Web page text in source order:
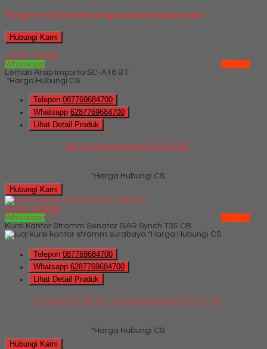
Mungkin Anda tertarik dengan produk terbaru kami
Hubungi Kami
QUICK ORDER
Whatsapp
via SMS
Lemari Arsip Importa SC-A18 BT
*Harga Hubungi CS
Telepon 087769684700
Whatsapp 6287769684700
Lihat Detail Produk
Lemari Arsip Importa SC-A18 BT
*Harga Hubungi CS
Hubungi Kami
QUICK ORDER
Whatsapp
via SMS
Kursi Kantor Stramm Senator GAR Synch T35 CB
*Harga Hubungi CS
Telepon 087769684700
Whatsapp 6287769684700
Lihat Detail Produk
Kursi Kantor Stramm Senator GAR Synch T35 CB
*Harga Hubungi CS
Hubungi Kami